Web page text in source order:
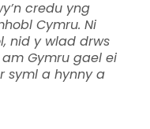
credu yng
Cymru. Ni
nid y wlad drws
Gymru gael ei
syml a hynny a